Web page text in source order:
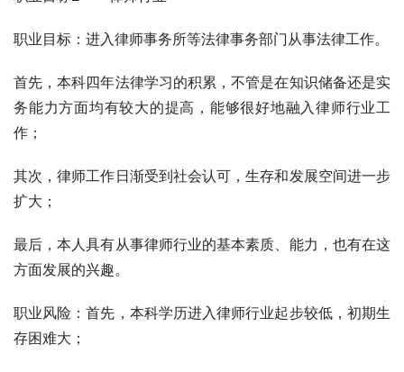
职业目标：进入律师事务所等法律事务部门从事法律工作。
首先，本科四年法律学习的积累，不管是在知识储备还是实
务能力方面均有较大的提高，能够很好地融入律师行业工
作；
其次，律师工作日渐受到社会认可，生存和发展空间进一步
扩大；
最后，本人具有从事律师行业的基本素质、能力，也有在这
方面发展的兴趣。
职业风险：首先，本科学历进入律师行业起步较低，初期生
存困难大；